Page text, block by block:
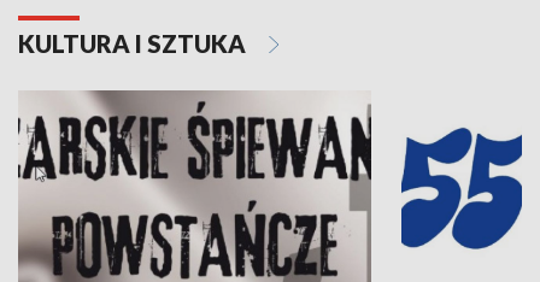
KULTURA I SZTUKA